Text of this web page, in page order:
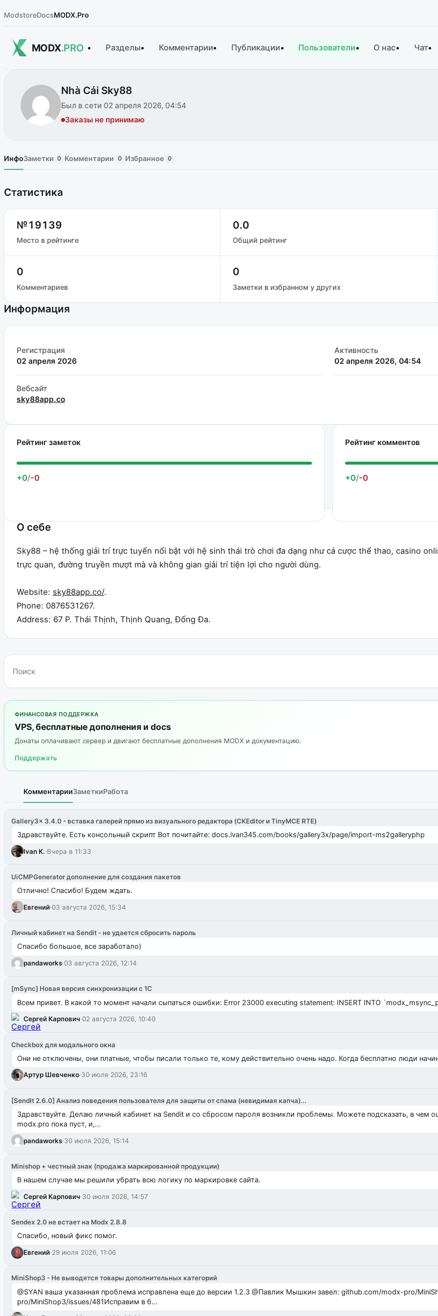
ModstoreDocsMODX.Pro
MODX.PRO Разделы Комментарии Публикации Пользователи О нас Чат
Nhà Cái Sky88
Был в сети 02 апреля 2026, 04:54
Заказы не принимаю
ИнфоЗаметки 0 Комментарии 0 Избранное 0
Статистика
№19139
Место в рейтинге
0.0
Общий рейтинг
0
Комментариев
0
Заметки в избранном у других
Информация
Регистрация
02 апреля 2026
Активность
02 апреля 2026, 04:54
Вебсайт
sky88app.co
Рейтинг заметок
+0/-0
Рейтинг комментов
+0/-0
О себе
Sky88 – hệ thống giải trí trực tuyến nổi bật với hệ sinh thái trò chơi đa dạng như cá cược thể thao, casino
trực quan, đường truyền mượt mà và không gian giải trí tiện lợi cho người dùng.
Website: sky88app.co/.
Phone: 0876531267.
Address: 67 P. Thái Thịnh, Thịnh Quang, Đống Đa.
ФИНАНСОВАЯ ПОДДЕРЖКА
VPS, бесплатные дополнения и docs
Донаты оплачивают сервер и двигают бесплатные дополнения MODX и документацию.
Поддержать
КомментарииЗаметкиРабота
Gallery3x 3.4.0 - вставка галерей прямо из визуального редактора (CKEditor и TinyMCE RTE)
Здравствуйте. Есть консольный скрипт Вот почитайте: docs.ivan345.com/books/gallery3x/page/import-ms2galleryphp
Ivan K.·Вчера в 11:33
UiCMPGenerator дополнение для создания пакетов
Отлично! Спасибо! Будем ждать.
Евгений·03 августа 2026, 15:34
Личный кабинет на Sendit - не удается сбросить пароль
Спасибо большое, все заработало)
pandaworks·03 августа 2026, 12:14
[mSync] Новая версия синхронизации с 1С
Всем привет. В какой то момент начали сыпаться ошибки: Error 23000 executing statement: INSERT INTO
Сергей Карпович·02 августа 2026, 10:40
Checkbox для модального окна
Они не отключены, они платные, чтобы писали только те, кому действительно очень надо. Когда бесплатно люди
Артур Шевченко·30 июля 2026, 23:16
[SendIt 2.6.0] Анализ поведения пользователя для защиты от спама (невидимая капча)...
Здравствуйте. Делаю личный кабинет на Sendit и со сбросом пароля возникли проблемы. Можете подсказать, в чем
modx.pro пока пуст, и,...
pandaworks·30 июля 2026, 15:14
Minishop + честный знак (продажа маркированной продукции)
В нашем случае мы решили убрать всю логику по маркировке сайта.
Сергей Карпович·30 июля 2026, 14:57
Sendex 2.0 не встает на Modx 2.8.8
Спасибо, новый фикс помог.
Евгений·29 июля 2026, 11:06
MiniShop3 - Не выводятся товары дополнительных категорий
@SYAN ваша указанная проблема исправлена еще до версии 1.2.3 @Павлик Мышкин завел: github.com/modx-pro/MiniShop3/issues/480 github.com/modx-
pro/MiniShop3/issues/481Исправим в б...